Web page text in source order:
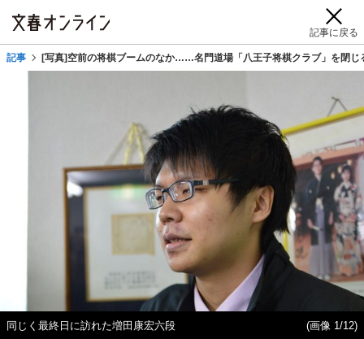
記事に戻る
記事 [写真]空前の将棋ブームのなか……名門道場「八王子将棋クラブ」を閉じ
同じく最終日に訪れた増田康宏六段 (画像 1/12)